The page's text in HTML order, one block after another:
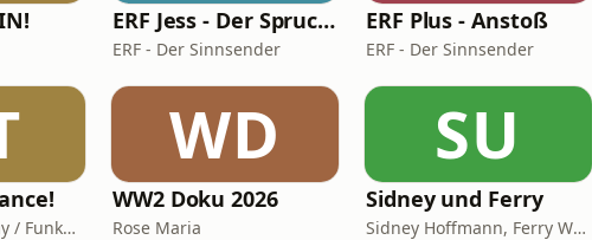
ERF Jess - Der Spruch des Tages
ERF - Der Sinnsender
ERF Plus - Anstoß
ERF - Der Sinnsender
BRIGITTE Academy / Funke Woman, People & Family GmbH
WD
WW2 Doku 2026
Rose Maria
SU
Sidney und Ferry
Sidney Hoffmann, Ferry Weiss